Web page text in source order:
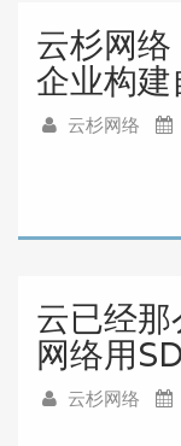
云杉网
企业构建
云杉网络
云已经
网络用
云杉网络